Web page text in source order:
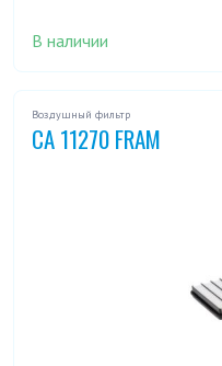
В наличии
Воздушный фильтр
CA 11270 FRAM